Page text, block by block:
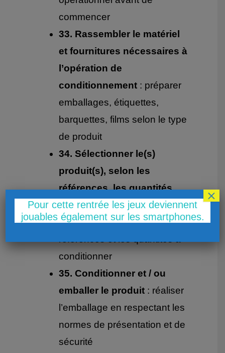
commencer
33. Rassembler le matériel
et fournitures nécessaires à
l’opération de
conditionnement : préparer
emballages, étiquettes,
barquettes, films selon le type
de produit
34. Sélectionner le(s)
produit(s), selon les
références, les quantités,
les prix: choisir les bons
produits en vérifiant les
références et les quantités à
conditionner
35. Conditionner et / ou
emballer le produit : réaliser
l’emballage en respectant les
normes de présentation et de
sécurité
Pour cette rentrée les jeux deviennent
jouables également sur les smartphones.
×